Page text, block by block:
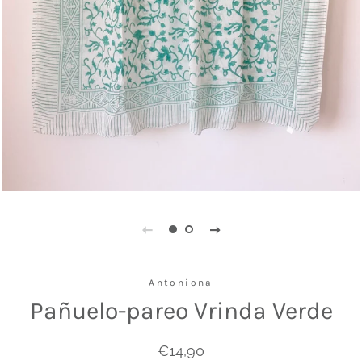
Antoniona
Pañuelo-pareo Vrinda Verde
Precio
Precio
€14,90